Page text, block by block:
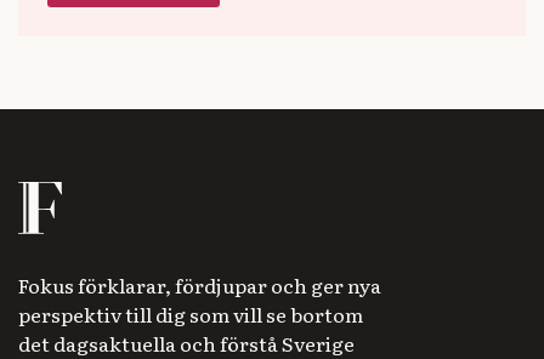
Fokus förklarar, fördjupar och ger nya
perspektiv till dig som vill se bortom
det dagsaktuella och förstå Sverige